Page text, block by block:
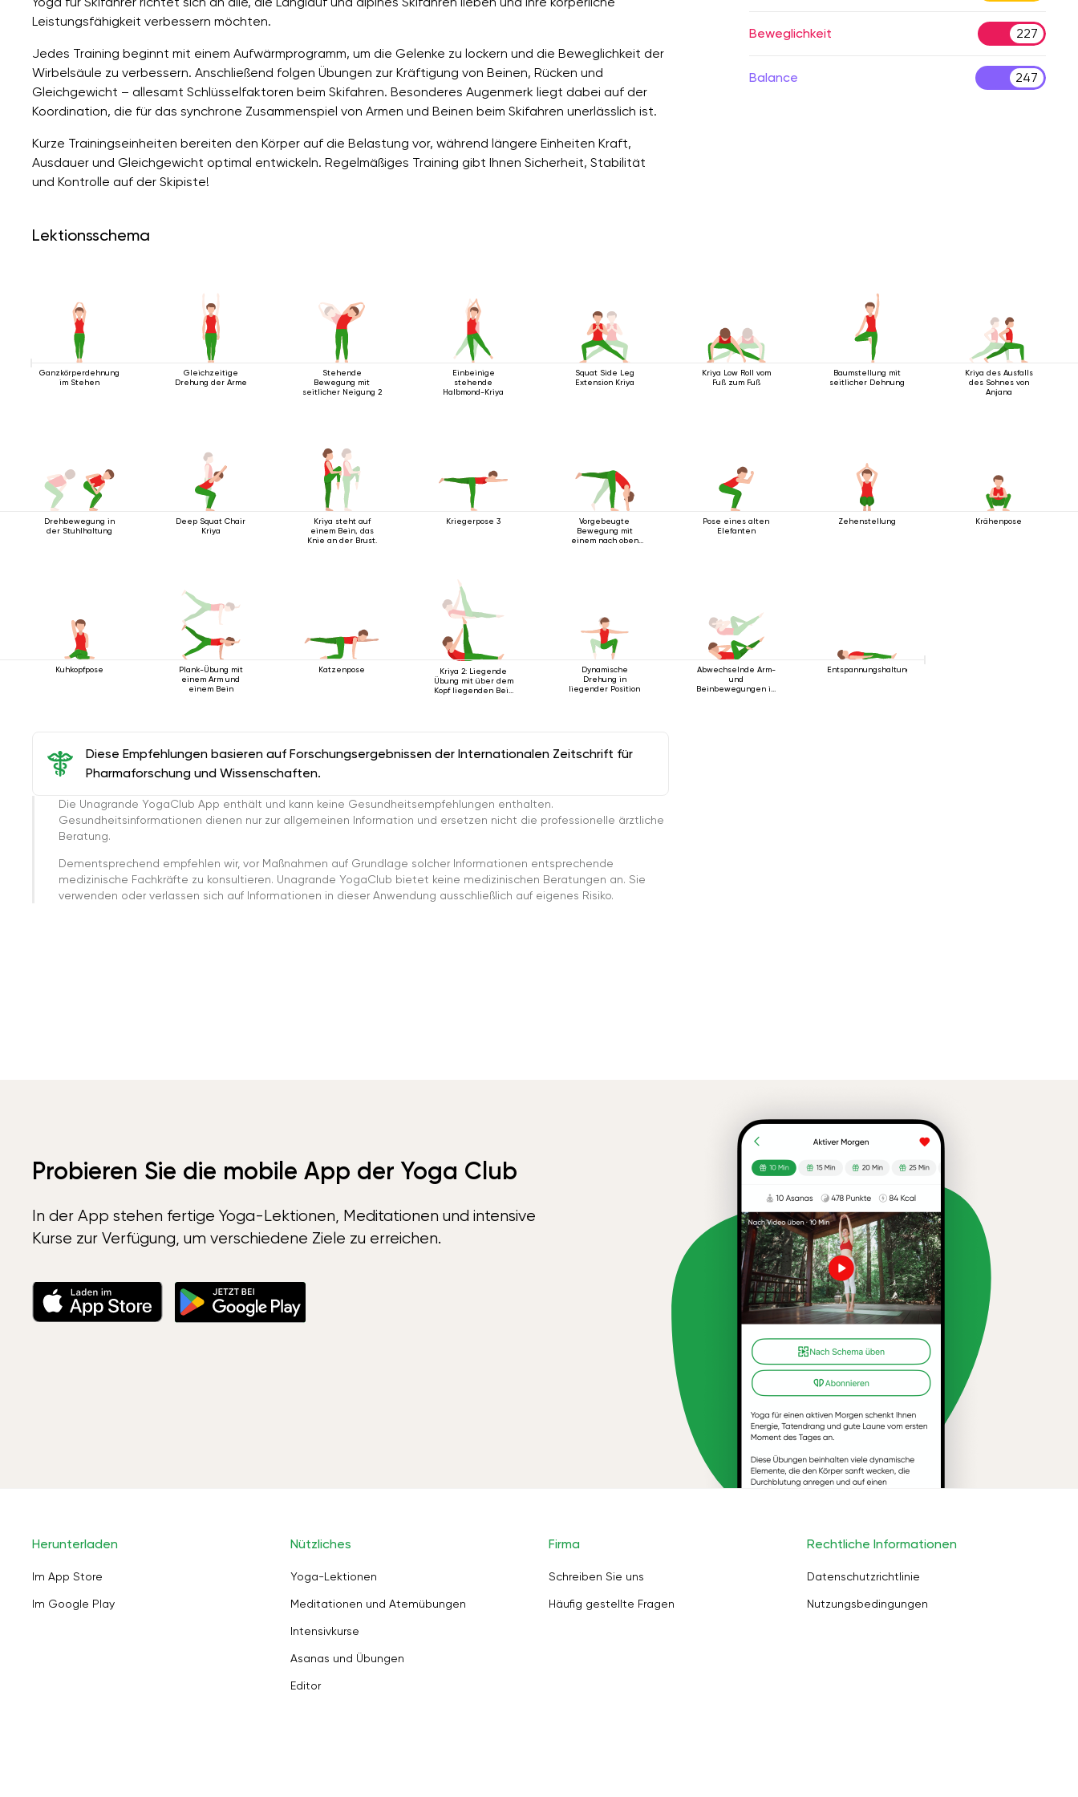
Leistungsfähigkeit verbessern möchten.
Jedes Training beginnt mit einem Aufwärmprogramm, um die Gelenke zu lockern und die Beweglichkeit der
Wirbelsäule zu verbessern. Anschließend folgen Übungen zur Kräftigung von Beinen, Rücken und
Gleichgewicht – allesamt Schlüsselfaktoren beim Skifahren. Besonderes Augenmerk liegt dabei auf der
Koordination, die für das synchrone Zusammenspiel von Armen und Beinen beim Skifahren unerlässlich ist.
Kurze Trainingseinheiten bereiten den Körper auf die Belastung vor, während längere Einheiten Kraft,
Ausdauer und Gleichgewicht optimal entwickeln. Regelmäßiges Training gibt Ihnen Sicherheit, Stabilität
und Kontrolle auf der Skipiste!
Beweglichkeit 227
Balance 247
Lektionsschema
Ganzkörperdehnung
im Stehen
Gleichzeitige
Drehung der Arme
Stehende
Bewegung mit
seitlicher Neigung 2
Einbeinige
stehende
Halbmond-Kriya
Squat Side Leg
Extension Kriya
Kriya Low Roll vom
Fuß zum Fuß
Baumstellung mit
seitlicher Dehnung
Kriya des Ausfalls
des Sohnes von
Anjana
Drehbewegung in
der Stuhlhaltung
Deep Squat Chair
Kriya
Kriya steht auf
einem Bein, das
Knie an der Brust.
Kriegerpose 3
Vorgebeugte
Bewegung mit
einem nach oben
Pose eines alten
Elefanten
Zehenstellung Krähenpose
Kuhkopfpose
Plank-Übung mit
einem Arm und
einem Bein
Katzenpose
Kriya 2: Liegende
Übung mit über dem
Kopf liegenden Bein
Dynamische
Drehung in
liegender Position
Abwechselnde Arm-
und
Beinbewegungen in
Entspannungshaltung
Diese Empfehlungen basieren auf Forschungsergebnissen der Internationalen Zeitschrift für
Pharmaforschung und Wissenschaften.
Die Unagrande YogaClub App enthält und kann keine Gesundheitsempfehlungen enthalten.
Gesundheitsinformationen dienen nur zur allgemeinen Information und ersetzen nicht die professionelle ärztliche
Beratung.
Dementsprechend empfehlen wir, vor Maßnahmen auf Grundlage solcher Informationen entsprechende
medizinische Fachkräfte zu konsultieren. Unagrande YogaClub bietet keine medizinischen Beratungen an. Sie
verwenden oder verlassen sich auf Informationen in dieser Anwendung ausschließlich auf eigenes Risiko.
Probieren Sie die mobile App der Yoga Club
In der App stehen fertige Yoga-Lektionen, Meditationen und intensive
Kurse zur Verfügung, um verschiedene Ziele zu erreichen.
Herunterladen
Im App Store
Im Google Play
Nützliches
Yoga-Lektionen
Meditationen und Atemübungen
Intensivkurse
Asanas und Übungen
Editor
Firma
Schreiben Sie uns
Häufig gestellte Fragen
Rechtliche Informationen
Datenschutzrichtlinie
Nutzungsbedingungen